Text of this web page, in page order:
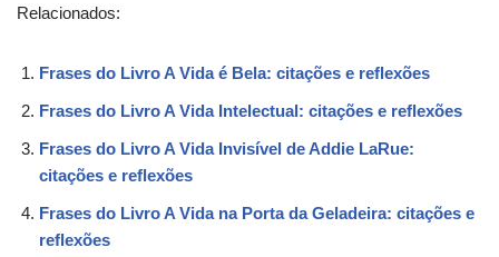
Relacionados:
Frases do Livro A Vida é Bela: citações e reflexões
Frases do Livro A Vida Intelectual: citações e reflexões
Frases do Livro A Vida Invisível de Addie LaRue:
citações e reflexões
Frases do Livro A Vida na Porta da Geladeira: citações e
reflexões